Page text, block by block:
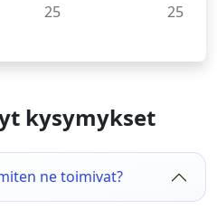
25 25
kysymykset
ne toimivat?